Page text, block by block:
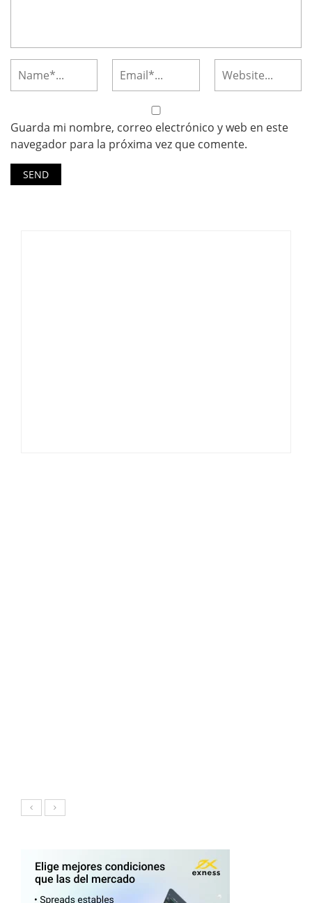
Guarda mi nombre, correo electrónico y web en este
navegador para la próxima vez que comente.